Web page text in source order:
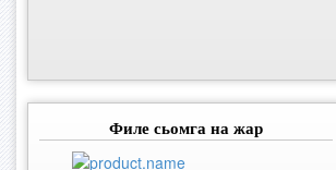
Филе сьомга на жар